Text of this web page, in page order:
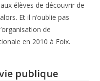
élèves de découvrir de
Et il n’oublie pas
de
en 2010 à Foix.
publique